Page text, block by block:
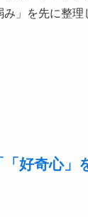
」を先に整理
好奇心」